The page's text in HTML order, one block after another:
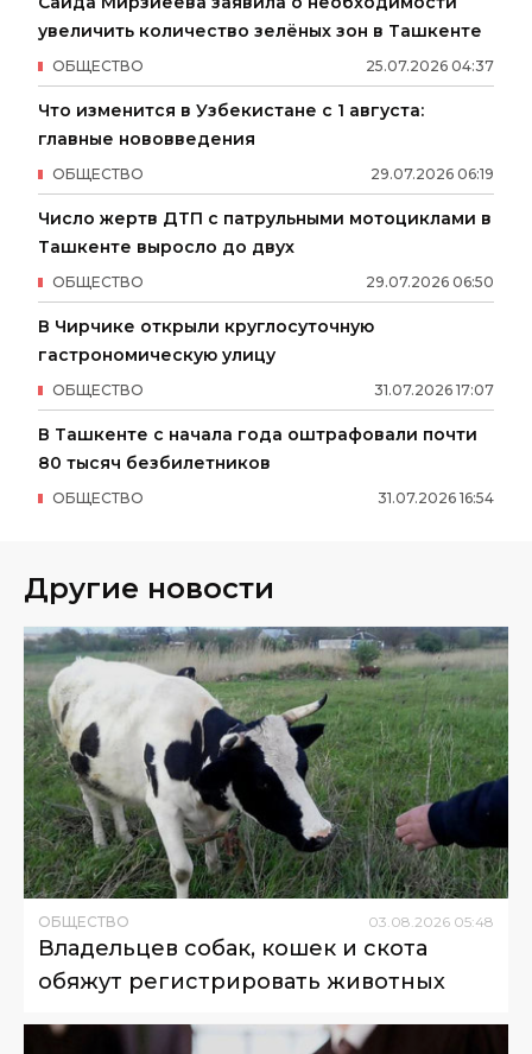
увеличить количество зелёных зон в Ташкенте
25.07.2026 04:37
ОБЩЕСТВО
Что изменится в Узбекистане с 1 августа:
главные нововведения
29.07.2026 06:19
ОБЩЕСТВО
Число жертв ДТП с патрульными мотоциклами в
Ташкенте выросло до двух
29.07.2026 06:50
ОБЩЕСТВО
В Чирчике открыли круглосуточную
гастрономическую улицу
31.07.2026 17:07
ОБЩЕСТВО
В Ташкенте с начала года оштрафовали почти
80 тысяч безбилетников
31.07.2026 16:54
ОБЩЕСТВО
Другие новости
ОБЩЕСТВО 03.08.2026 05:48
Владельцев собак, кошек и скота
обяжут регистрировать животных